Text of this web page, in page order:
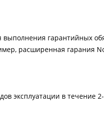
гарантийных
расширенная гарания
эксплуатации в течение